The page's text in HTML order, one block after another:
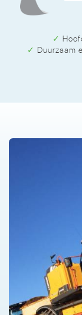
✓
✓
Werken bij